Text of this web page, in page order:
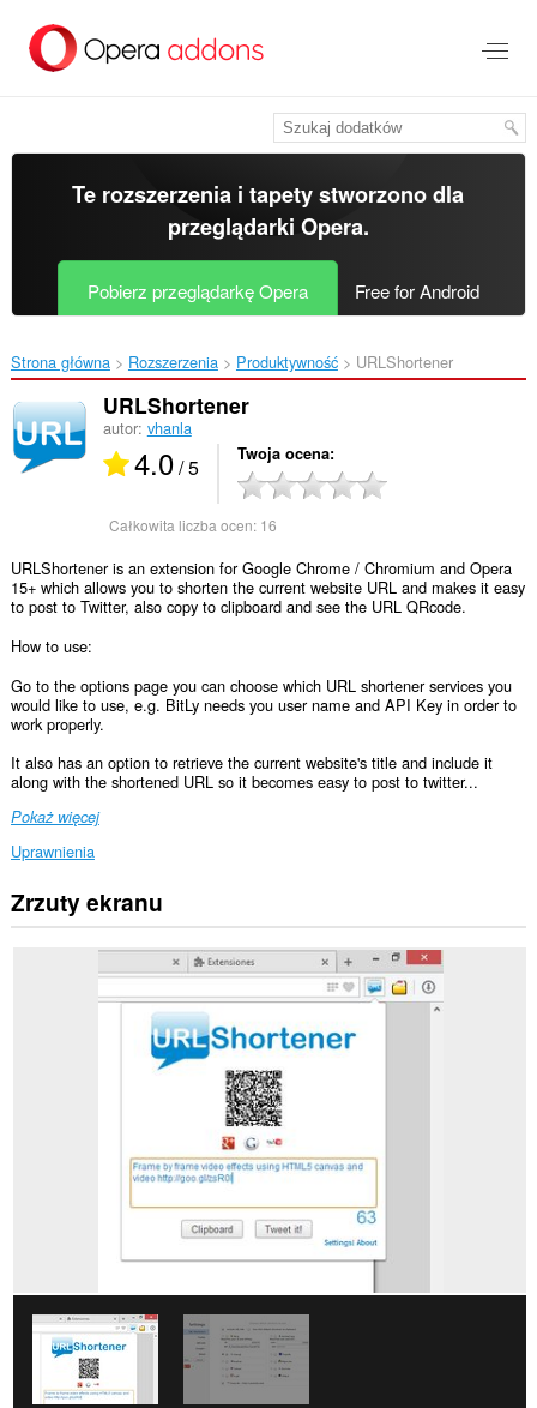
treści
Te rozszerzenia i tapety stworzono dla
przeglądarki Opera.
Pobierz przeglądarkę Opera Free for Android
Strona główna Rozszerzenia Produktywność URLShortener‎
URLShortener
autor: vhanla
4.0/ 5 Twoja ocena
Całkowita liczba ocen: 16
URLShortener is an extension for Google Chrome / Chromium and Opera
15+ which allows you to shorten the current website URL and makes it easy
to post to Twitter, also copy to clipboard and see the URL QRcode.
How to use:
Go to the options page you can choose which URL shortener services you
would like to use, e.g. BitLy needs you user name and API Key in order to
work properly.
It also has an option to retrieve the current website's title and include it
along with the shortened URL so it becomes easy to post to twitter...
Pokaż więcej
Uprawnienia
To
rozszerzenie
Zrzuty ekranu